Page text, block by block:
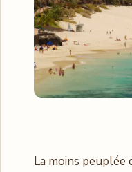
La moins peuplée